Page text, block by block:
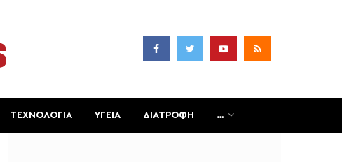
ΤΕΧΝΟΛΟΓΙΑ ΥΓΕΙΑ ΔΙΑΤΡΟΦΗ …